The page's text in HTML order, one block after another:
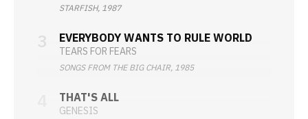
STARFISH, 1987
EVERYBODY WANTS TO RULE WORLD
TEARS FOR FEARS
SONGS FROM THE BIG CHAIR, 1985
THAT'S ALL
GENESIS